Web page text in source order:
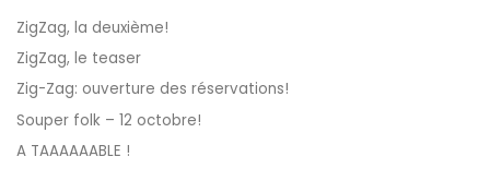
ZigZag, la deuxième!
ZigZag, le teaser
Zig-Zag: ouverture des réservations!
Souper folk – 12 octobre!
A TAAAAAABLE !